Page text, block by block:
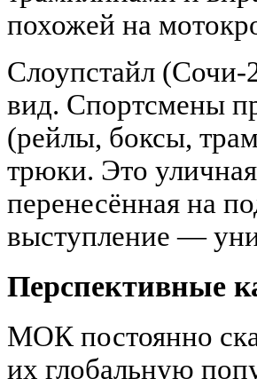
похожей на
Слоупстайл
вид. Спортсмены
(рейлы, боксы,
трюки. Это
перенесённая на
выступление —
Перспективные
МОК постоянно
их глобальную